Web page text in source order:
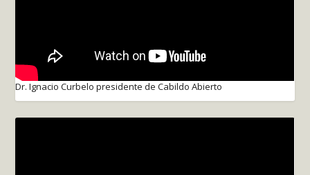
Dr. Ignacio Curbelo presidente de Cabildo Abierto